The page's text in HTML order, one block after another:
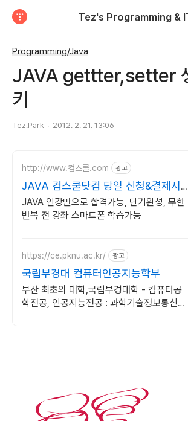
Tez's Programming &
Programming/Java
JAVA gettter,setter
키
Tez.Park 2012. 2. 21. 13:06
http://www.컴스쿨.com 광고
JAVA 컴스쿨닷컴 당일 신청&결제시
기프티콘!
JAVA 인강만으로 합격가능, 단기완성, 무한
반복 전 강좌 스마트폰 학습가능
https://ce.pknu.ac.kr/ 광고
국립부경대 컴퓨터인공지능학부
부산 최초의 대학,국립부경대학 - 컴퓨터공
학전공, 인공지능전공 : 과학기술정보통신부